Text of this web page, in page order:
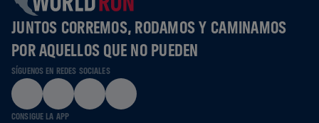
JUNTOS CORREMOS, RODAMOS Y CAMINAMOS
POR AQUELLOS QUE NO PUEDEN
SÍGUENOS EN REDES SOCIALES
CONSIGUE LA APP